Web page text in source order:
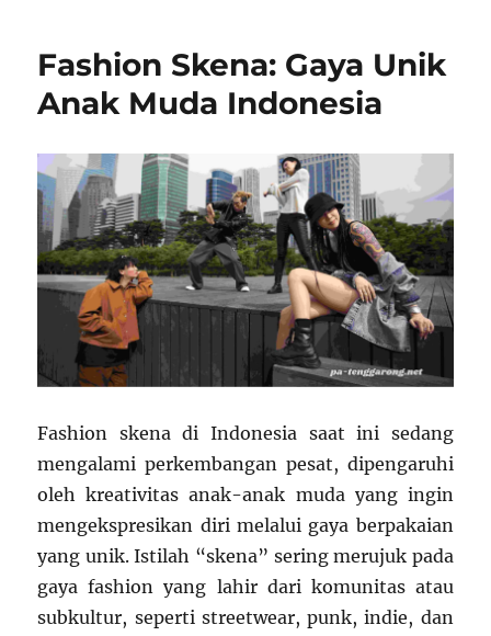
Fashion Skena: Gaya Unik
Anak Muda Indonesia
Fashion skena di Indonesia saat ini sedang
mengalami perkembangan pesat, dipengaruhi
oleh kreativitas anak-anak muda yang ingin
mengekspresikan diri melalui gaya berpakaian
yang unik. Istilah “skena” sering merujuk pada
gaya fashion yang lahir dari komunitas atau
subkultur, seperti streetwear, punk, indie, dan